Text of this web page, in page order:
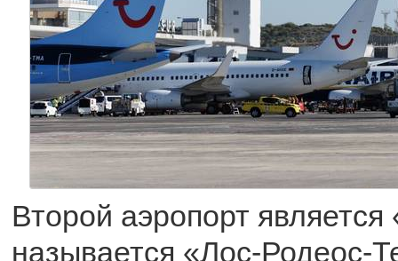
Второй аэропорт
называется «Лос-Родеос-